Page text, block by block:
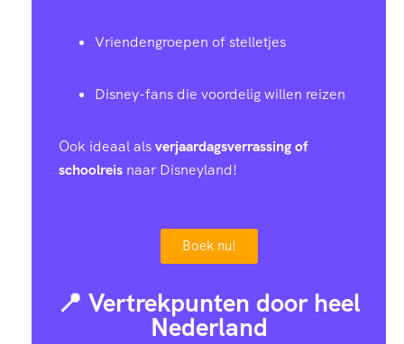
Vriendengroepen of stelletjes
Disney-fans die voordelig willen reizen
Ook ideaal alsverjaardagsverrassing of
schoolreis naar Disneyland!
Boek nu!
📍 Vertrekpunten door heel
Nederland